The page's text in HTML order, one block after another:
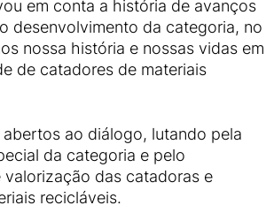
em conta a história de avanços
desenvolvimento da categoria, no
nossa história e nossas vidas em
de catadores de materiais
abertos ao diálogo, lutando pela
da categoria e pelo
das catadoras e
recicláveis.